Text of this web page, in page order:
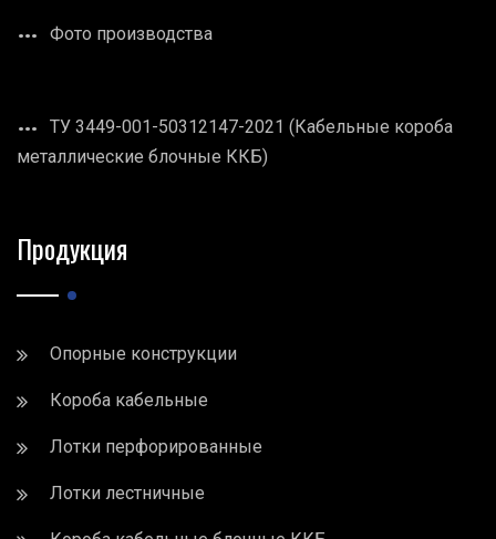
Фото производства
ТУ 3449-001-50312147-2021 (Кабельные короба
металлические блочные ККБ)
Продукция
Опорные конструкции
Короба кабельные
Лотки перфорированные
Лотки лестничные